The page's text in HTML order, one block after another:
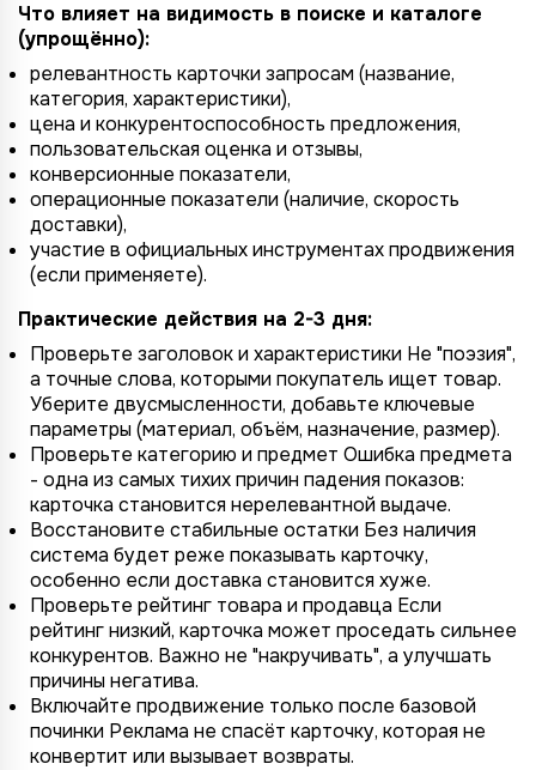
Что влияет на видимость в поиске и каталоге
(упрощённо):
релевантность карточки запросам (название,
категория, характеристики),
цена и конкурентоспособность предложения,
пользовательская оценка и отзывы,
конверсионные показатели,
операционные показатели (наличие, скорость
доставки),
участие в официальных инструментах продвижения
(если применяете).
Практические действия на 2-3 дня:
Проверьте заголовок и характеристики Не "поэзия",
а точные слова, которыми покупатель ищет товар.
Уберите двусмысленности, добавьте ключевые
параметры (материал, объём, назначение, размер).
Проверьте категорию и предмет Ошибка предмета
- одна из самых тихих причин падения показов:
карточка становится нерелевантной выдаче.
Восстановите стабильные остатки Без наличия
система будет реже показывать карточку,
особенно если доставка становится хуже.
Проверьте рейтинг товара и продавца Если
рейтинг низкий, карточка может проседать сильнее
конкурентов. Важно не "накручивать", а улучшать
причины негатива.
Включайте продвижение только после базовой
починки Реклама не спасёт карточку, которая не
конвертит или вызывает возвраты.